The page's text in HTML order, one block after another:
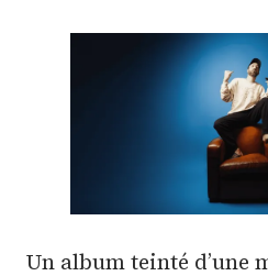
Un album teinté d’une